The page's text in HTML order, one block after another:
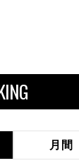
月間